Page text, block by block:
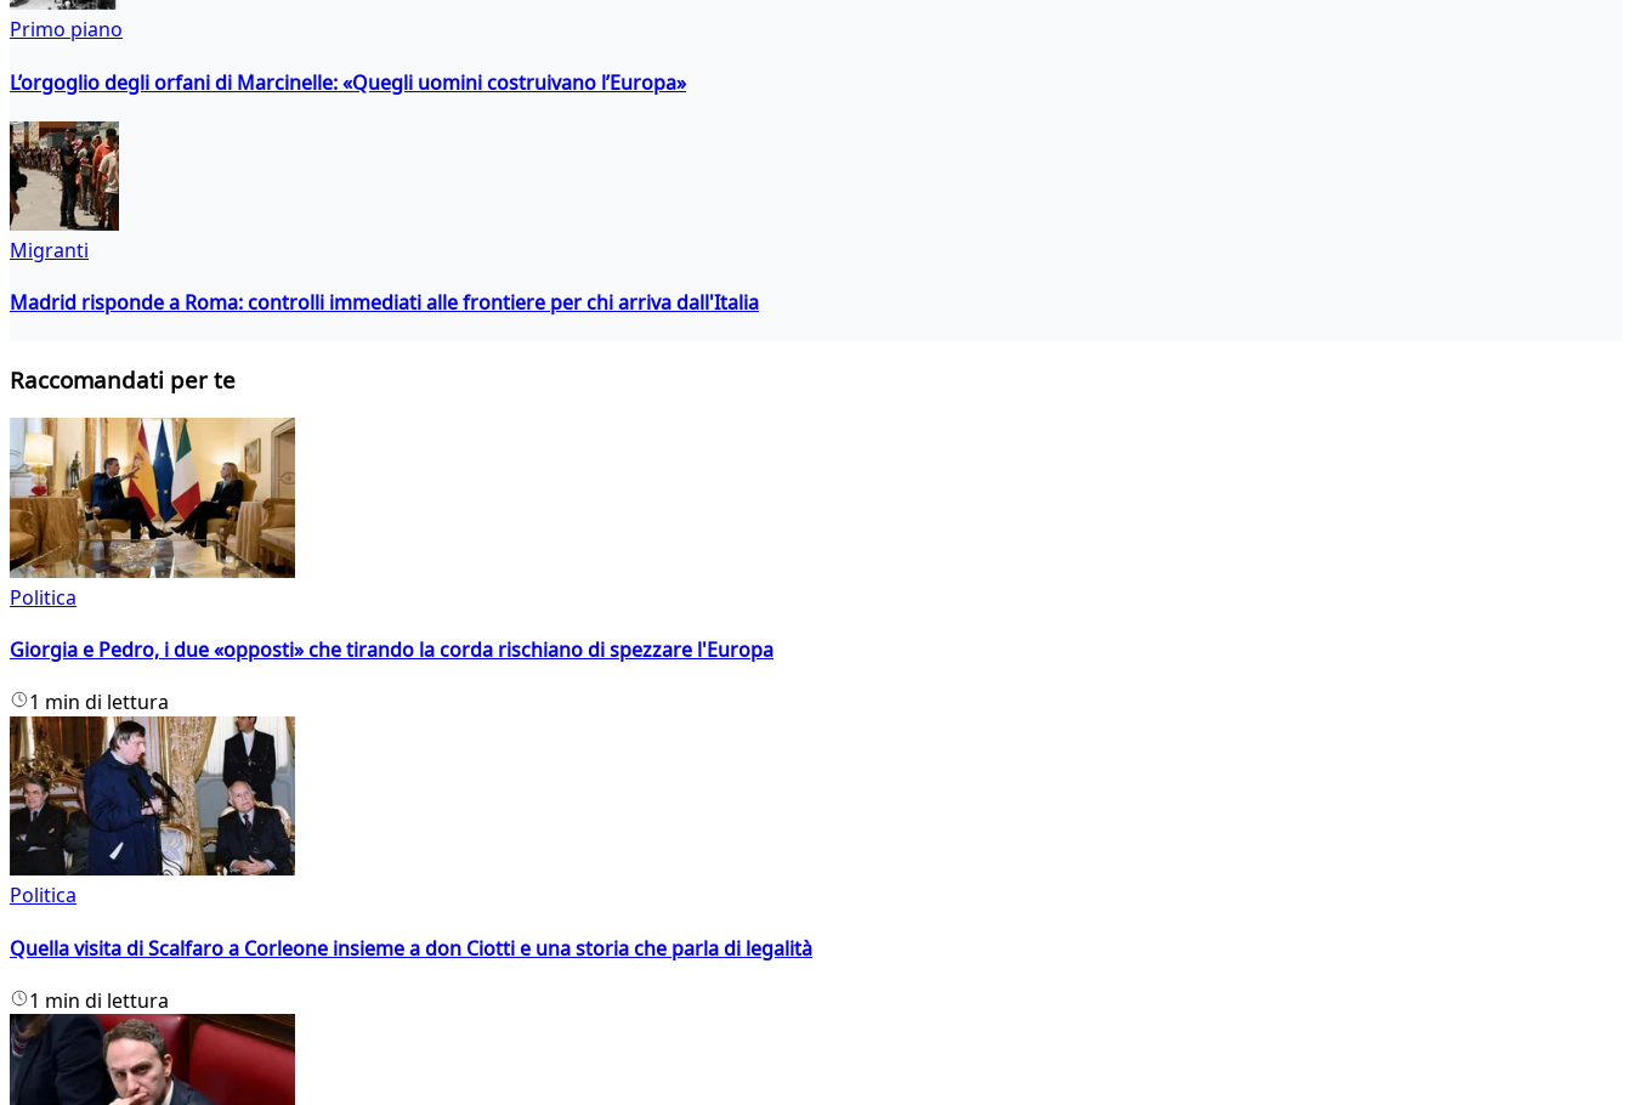
Primo piano
L’orgoglio degli orfani di Marcinelle: «Quegli uomini costruivano l’Europa»
Migranti
Madrid risponde a Roma: controlli immediati alle frontiere per chi arriva dall'Italia
Raccomandati per te
Politica
Giorgia e Pedro, i due «opposti» che tirando la corda rischiano di spezzare l'Europa
1 min di lettura
Politica
Quella visita di Scalfaro a Corleone insieme a don Ciotti e una storia che parla di legalità
1 min di lettura